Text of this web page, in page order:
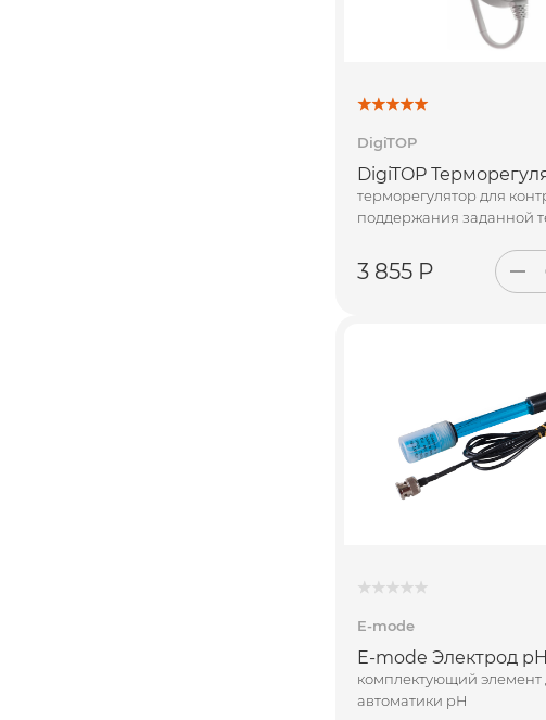
DigiTOP
DigiTOP
терморегулятор для
поддержания заданной
3 855 Р
E-mode
E-mode Электрод pH
комплектующий элемент
автоматики pH